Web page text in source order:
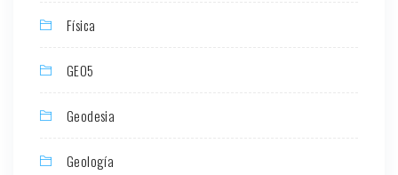
Física
GEO5
Geodesia
Geología